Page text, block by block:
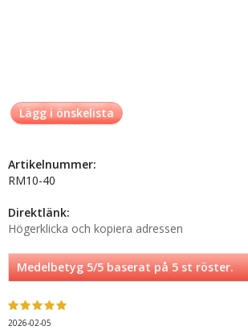
Lägg i önskelista
Artikelnummer:
RM10-40
Direktlänk:
Högerklicka och kopiera adressen
Medelbetyg5/5 baserat på5st röster.
2026-02-05